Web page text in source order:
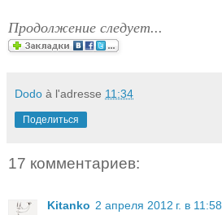
Продолжение следует...
Dodo à l'adresse 11:34
Поделиться
17 комментариев:
Kitanko 2 апреля 2012 г. в 11:58